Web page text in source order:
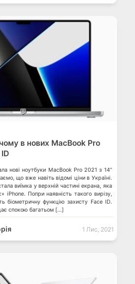
💬
в нових MacBook Pro
нові ноутбуки MacBook Pro 2021 з 14”
що вже навіть відомі ціни в Україні.
виїмка у верхній частині екрана, яка
iPhone. Попри наявність такого вирізу,
біометричну функцію захисту Face ID.
спокою багатьом […]
1 Лис, 2021